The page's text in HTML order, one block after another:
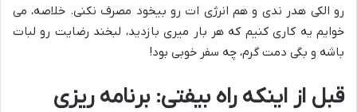
رو الکی هدر ندی و هم انرژی ات رو بیخود مصرف نکنی. خلاصه، می
خوایم یه کاری کنیم که هر بار میری بازدید، لبخند رضایت رو لبات
باشه و بگی دمت گرم، چه سفر خوبی بود!
قبل از اینکه راه بیفتی: برنامه ریزی